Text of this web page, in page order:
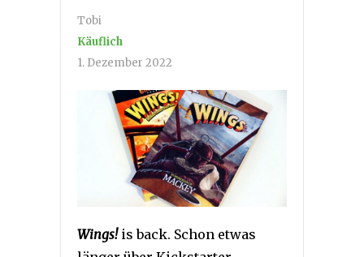
Tobi
Käuflich
1. Dezember 2022
Wings!is back. Schon etwas